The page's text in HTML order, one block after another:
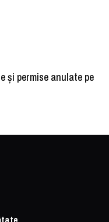
și permise anulate pe